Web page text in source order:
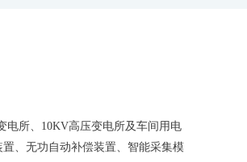
电所、10KV高压变电所及车间用电
、无功自动补偿装置、智能采集模